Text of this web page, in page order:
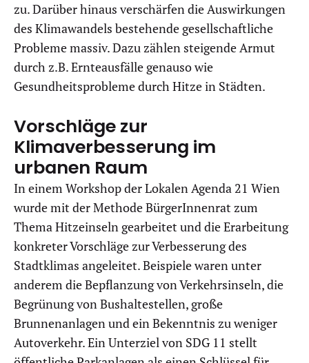
zu. Darüber hinaus verschärfen die Auswirkungen
des Klimawandels bestehende gesellschaftliche
Probleme massiv. Dazu zählen steigende Armut
durch z.B. Ernteausfälle genauso wie
Gesundheitsprobleme durch Hitze in Städten.
Vorschläge zur
Klimaverbesserung im
urbanen Raum
In einem Workshop der Lokalen Agenda 21 Wien
wurde mit der Methode BürgerInnenrat zum
Thema Hitzeinseln gearbeitet und die Erarbeitung
konkreter Vorschläge zur Verbesserung des
Stadtklimas angeleitet. Beispiele waren unter
anderem die Bepflanzung von Verkehrsinseln, die
Begrünung von Bushaltestellen, große
Brunnenanlagen und ein Bekenntnis zu weniger
Autoverkehr. Ein Unterziel von SDG 11 stellt